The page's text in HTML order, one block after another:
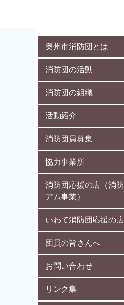
奥州市消防団とは
消防団の活動
消防団の組織
活動紹介
消防団員募集
協力事業所
消防団応援の店（消
アム事業）
いわて消防団応援の店
団員の皆さんへ
お問い合わせ
リンク集
岩手ニチレキ株式
〒023-0002
奥州市水沢工業団地4丁目
TEL 0197-25-3201
FAX 0197-25-3202
【地域】水沢
業種： 建設業